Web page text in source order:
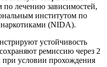
лечению зависимостей,
институтом по
(NIDA).
устойчивость
ремиссию через 2
при условии прохождения